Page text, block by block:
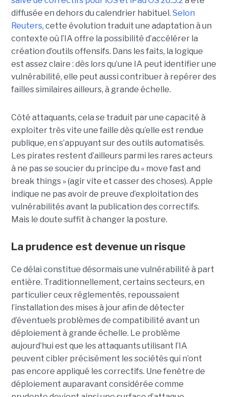
diffusée en dehors du calendrier habituel. Selon
Reuters, cette évolution traduit une adaptation à un
contexte où l’IA offre la possibilité d’accélérer la
création d’outils offensifs. Dans les faits, la logique
est assez claire : dès lors qu’une IA peut identifier une
vulnérabilité, elle peut aussi contribuer à repérer des
failles similaires ailleurs, à grande échelle.
Côté attaquants, cela se traduit par une capacité à
exploiter très vite une faille dès qu’elle est rendue
publique, en s’appuyant sur des outils automatisés.
Les pirates restent d’ailleurs parmi les rares acteurs
à ne pas se soucier du principe du « move fast and
break things » (agir vite et casser des choses). Apple
indique ne pas avoir de preuve d’exploitation des
vulnérabilités avant la publication des correctifs.
Mais le doute suffit à changer la posture.
La prudence est devenue un risque
Ce délai constitue désormais une vulnérabilité à part
entière. Traditionnellement, certains secteurs, en
particulier ceux réglementés, repoussaient
l’installation des mises à jour afin de détecter
d’éventuels problèmes de compatibilité avant un
déploiement à grande échelle. Le problème
aujourd’hui est que les attaquants utilisant l’IA
peuvent cibler précisément les sociétés qui n’ont
pas encore appliqué les correctifs. Une fenêtre de
déploiement auparavant considérée comme